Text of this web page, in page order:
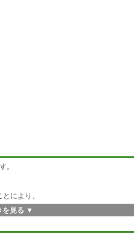
。
により、
を見る ▼